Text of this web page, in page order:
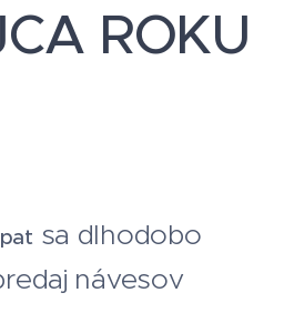
ROKU
sa dlhodobo
návesov